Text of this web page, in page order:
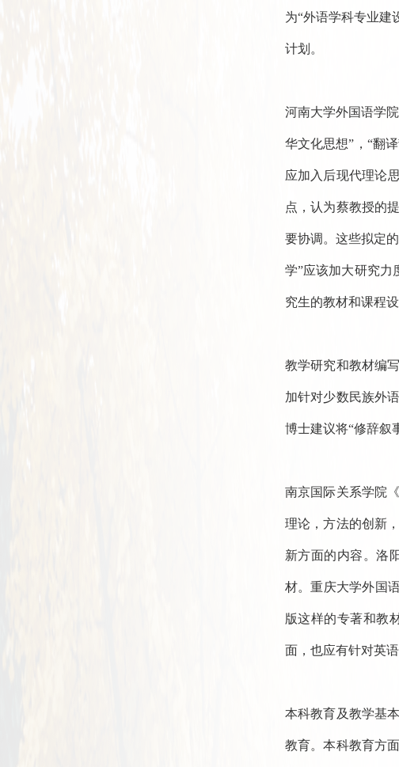
为“外语学科专业建
计划。
河南大学外国语学
华文化思想”，“翻
应加入后现代理论
点，认为蔡教授的
要协调。这些拟定
学”应该加大研究力
究生的教材和课程
教学研究和教材编
加针对少数民族外
博士建议将“修辞叙
南京国际关系学院
理论，方法的创新
新方面的内容。洛
材。重庆大学外国
版这样的专著和教
面，也应有针对英
本科教育及教学基
教育。本科教育方